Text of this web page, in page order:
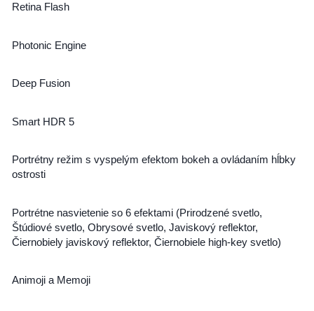
Retina Flash
Photonic Engine
Deep Fusion
Smart HDR 5
Portrétny režim s vyspelým efektom bokeh a ovládaním hĺbky
ostrosti
Portrétne nasvietenie so 6 efektami (Prirodzené svetlo,
Štúdiové svetlo, Obrysové svetlo, Javiskový reflektor,
Čiernobiely javiskový reflektor, Čiernobiele high-key svetlo)
Animoji a Memoji